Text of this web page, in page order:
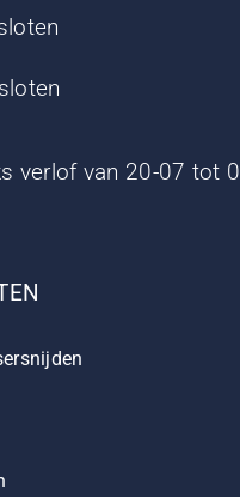
verlof van 20-07 tot